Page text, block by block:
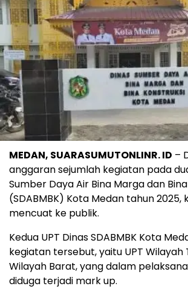
MEDAN, SUARASUMUTONLINR. ID –
anggaran sejumlah kegiatan pada
Sumber Daya Air Bina Marga dan
(SDABMBK) Kota Medan tahun 2025,
mencuat ke publik.
Kedua UPT Dinas SDABMBK Kota
kegiatan tersebut, yaitu UPT Wilayah
Wilayah Barat, yang dalam
diduga terjadi mark up.